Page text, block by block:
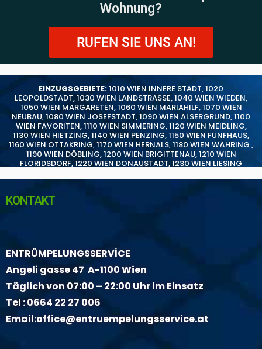
Wohnung?
RUFEN SIE UNS AN!
EINZUGSGEBIETE:1010 WIEN INNERE STADT,1020
LEOPOLDSTADT,1030 WIEN LANDSTRASSE,1040 WIEN WIEDEN,
1050 WIEN MARGARETEN,1060 WIEN MARIAHILF,1070 WIEN
NEUBAU,1080 WIEN JOSEFSTADT,1090 WIEN ALSERGRUND,1100
WIEN FAVORITEN,1110 WIEN SIMMERING,1120 WIEN MEIDLING,
1130 WIEN HIETZING,1140 WIEN PENZING,1150 WIEN FÜNFHAUS,
1160 WIEN OTTAKRING,1170 WIEN HERNALS,1180 WIEN WÄHRING ,
1190 WIEN DÖBLING,1200 WIEN BRIGITTENAU,1210 WIEN
FLORIDSDORF,1220 WIEN DONAUSTADT,1230 WIEN LIESING
KONTAKT
ENTRÜMPELUNGSSERVİCE
Angeli gasse 47 A-1100 Wien
Täglich von 07:00 – 22:00 Uhr im Einsatz
Tel :0664 22 27 006
Email:office@entruempelungsservice.at